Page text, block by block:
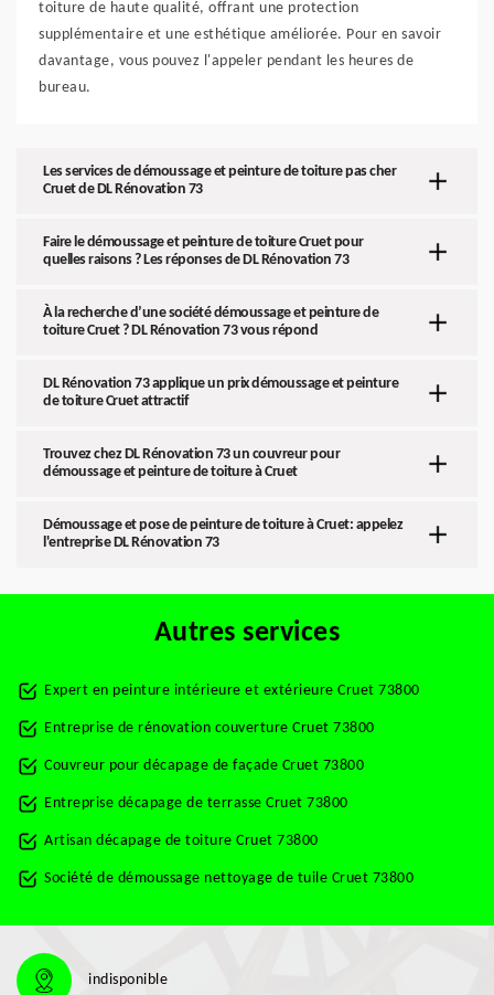
toiture de haute qualité, offrant une protection
supplémentaire et une esthétique améliorée. Pour en savoir
davantage, vous pouvez l'appeler pendant les heures de
bureau.
Les services de démoussage et peinture de toiture pas cher
Cruet de DL Rénovation 73
Faire le démoussage et peinture de toiture Cruet pour
quelles raisons ? Les réponses de DL Rénovation 73
À la recherche d’une société démoussage et peinture de
toiture Cruet ? DL Rénovation 73 vous répond
DL Rénovation 73 applique un prix démoussage et peinture
de toiture Cruet attractif
Trouvez chez DL Rénovation 73 un couvreur pour
démoussage et peinture de toiture à Cruet
Démoussage et pose de peinture de toiture à Cruet: appelez
l'entreprise DL Rénovation 73
Autres services
Expert en peinture intérieure et extérieure Cruet 73800
Entreprise de rénovation couverture Cruet 73800
Couvreur pour décapage de façade Cruet 73800
Entreprise décapage de terrasse Cruet 73800
Artisan décapage de toiture Cruet 73800
Société de démoussage nettoyage de tuile Cruet 73800
indisponible